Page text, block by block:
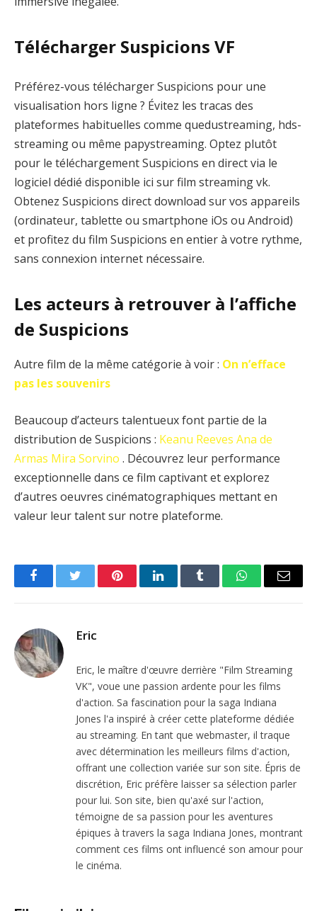
Télécharger Suspicions VF
Préférez-vous télécharger Suspicions pour une
visualisation hors ligne ? Évitez les tracas des
plateformes habituelles comme quedustreaming, hds-
streaming ou même papystreaming. Optez plutôt
pour le téléchargement Suspicions en direct via le
logiciel dédié disponible ici sur film streaming vk.
Obtenez Suspicions direct download sur vos appareils
(ordinateur, tablette ou smartphone iOs ou Android)
et profitez du film Suspicions en entier à votre rythme,
sans connexion internet nécessaire.
Les acteurs à retrouver à l’affiche
de Suspicions
Autre film de la même catégorie à voir : On n’efface
pas les souvenirs
Beaucoup d’acteurs talentueux font partie de la
distribution de Suspicions : Keanu Reeves Ana de
Armas Mira Sorvino . Découvrez leur performance
exceptionnelle dans ce film captivant et explorez
d’autres oeuvres cinématographiques mettant en
valeur leur talent sur notre plateforme.
FacebookTwitter PinterestLinkedInTumblr WhatsAppEmail
Eric
Eric, le maître d'œuvre derrière "Film Streaming
VK", voue une passion ardente pour les films
d'action. Sa fascination pour la saga Indiana
Jones l'a inspiré à créer cette plateforme dédiée
au streaming. En tant que webmaster, il traque
avec détermination les meilleurs films d'action,
offrant une collection variée sur son site. Épris de
discrétion, Eric préfère laisser sa sélection parler
pour lui. Son site, bien qu'axé sur l'action,
témoigne de sa passion pour les aventures
épiques à travers la saga Indiana Jones, montrant
comment ces films ont influencé son amour pour
le cinéma.